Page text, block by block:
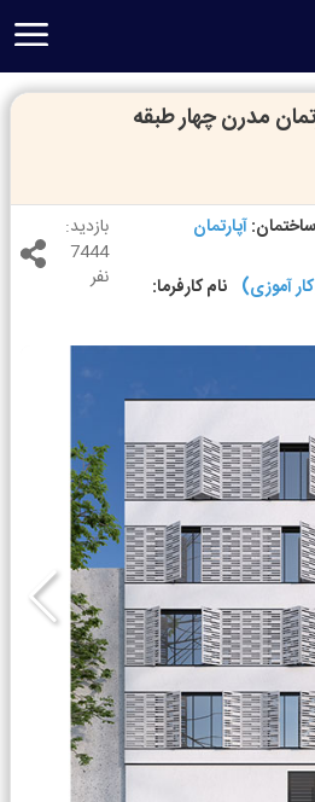
مدرن چهار طبقه
ساختمان:آپارتمان
آموزی) نام کارفرما:
بازدید:
7444
نفر